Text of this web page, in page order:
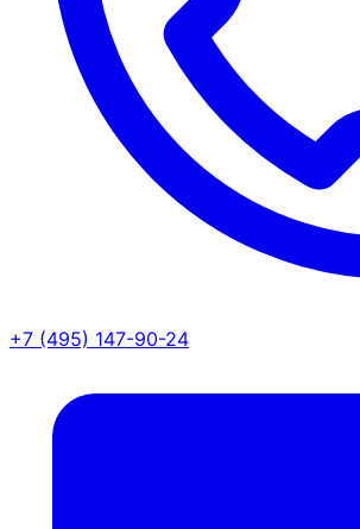
+7 (495) 147-90-24